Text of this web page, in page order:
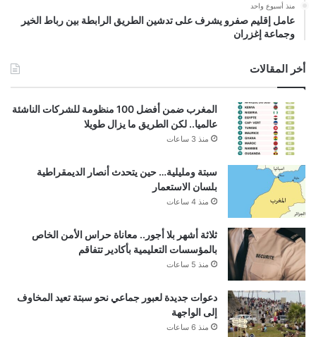
منذ أسبوع واحد
عامل إقليم صفرو يشرف على تدشين الطريق الرابطة بين رباط الخير
وجماعة إغزران
أخر المقالات
المغرب ضمن أفضل 100 منظومة للشركات الناشئة
عالميا.. لكن الطريق ما يزال طويلا
منذ 3 ساعات
سبتة ومليلية… حين يتحدث أنصار الديمقراطية
بلسان الاستعمار
منذ 4 ساعات
ثلاثة أشهر بلا أجور.. معاناة حراس الأمن الخاص
بالمؤسسات التعليمية بأكادير تتفاقم
منذ 5 ساعات
دعوات جديدة لعبور جماعي نحو سبتة تعيد المخاوف
إلى الواجهة
منذ 6 ساعات